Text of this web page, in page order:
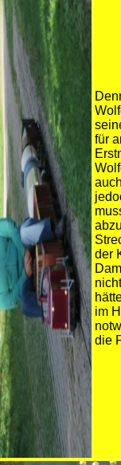
für
der
im
die